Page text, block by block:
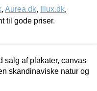
, Aurea.dk, Illux.dk,
til gode priser.
salg af plakater, canvas
skandinaviske natur og